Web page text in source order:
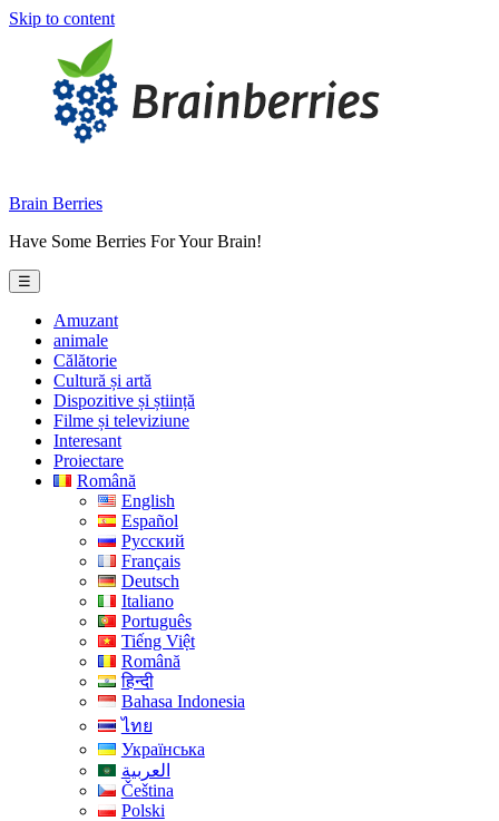
Skip to content
Brain Berries
Have Some Berries For Your Brain!
☰
Amuzant
animale
Călătorie
Cultură și artă
Dispozitive și știință
Filme și televiziune
Interesant
Proiectare
Română
English
Español
Русский
Français
Deutsch
Italiano
Português
Tiếng Việt
Română
हिन्दी
Bahasa Indonesia
ไทย
Українська
العربية
Čeština
Polski